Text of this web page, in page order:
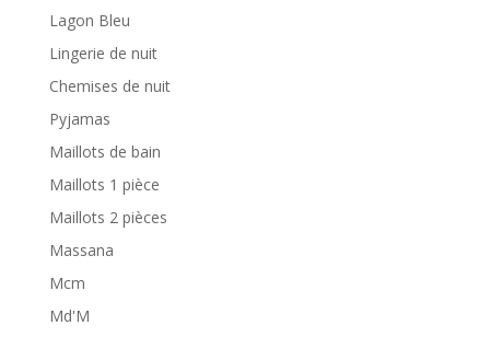
Lagon Bleu
Lingerie de nuit
Chemises de nuit
Pyjamas
Maillots de bain
Maillots 1 pièce
Maillots 2 pièces
Massana
Mcm
Md'M